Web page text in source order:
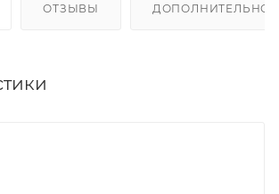
ОТЗЫВЫ ДОПОЛНИТЕЛЬНО